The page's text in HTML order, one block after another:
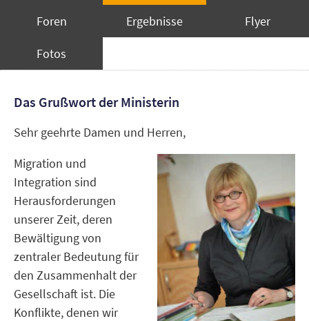
Foren Ergebnisse Flyer
Fotos
Das Grußwort der Ministerin
Sehr geehrte Damen und Herren,
Migration und
Integration sind
Herausforderungen
unserer Zeit, deren
Bewältigung von
zentraler Bedeutung für
den Zusammenhalt der
Gesellschaft ist. Die
Konflikte, denen wir